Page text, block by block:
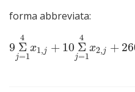
forma abbreviata:
9 Σ
j=1
4
x1,j + 10 Σ
j=1
4
x2,j +
9 Σj= 14 x1 ,j+ 10Σ j= 14x 2 j+260